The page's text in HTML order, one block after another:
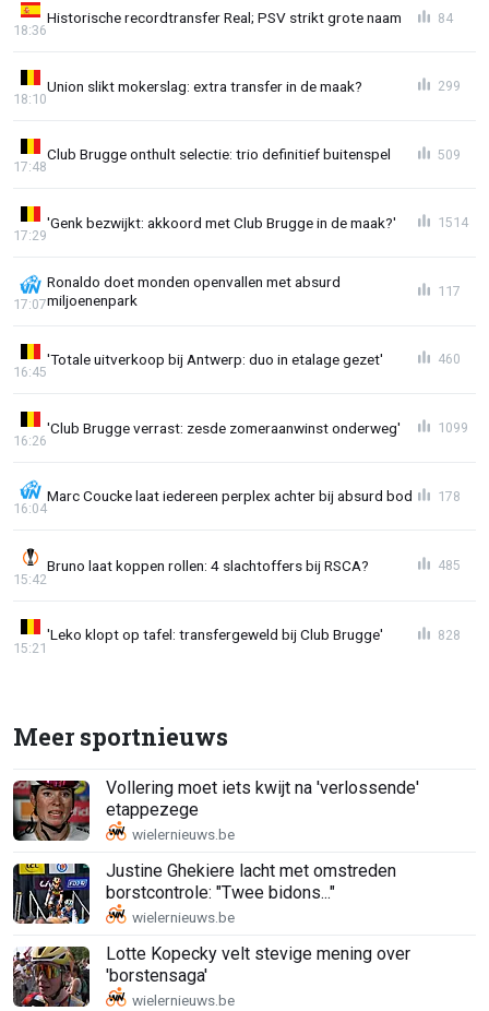
Historische recordtransfer Real; PSV strikt grote naam
18:36
84
Union slikt mokerslag: extra transfer in de maak?
18:10
299
Club Brugge onthult selectie: trio definitief buitenspel
17:48
509
'Genk bezwijkt: akkoord met Club Brugge in de maak?'
17:29
1514
Ronaldo doet monden openvallen met absurd
miljoenenpark
17:07
117
'Totale uitverkoop bij Antwerp: duo in etalage gezet'
16:45
460
'Club Brugge verrast: zesde zomeraanwinst onderweg'
16:26
1099
Marc Coucke laat iedereen perplex achter bij absurd bod
16:04
178
Bruno laat koppen rollen: 4 slachtoffers bij RSCA?
15:42
485
'Leko klopt op tafel: transfergeweld bij Club Brugge'
15:21
828
Meer sportnieuws
Vollering moet iets kwijt na 'verlossende'
etappezege
Justine Ghekiere lacht met omstreden
borstcontrole: "Twee bidons..."
Lotte Kopecky velt stevige mening over
'borstensaga'